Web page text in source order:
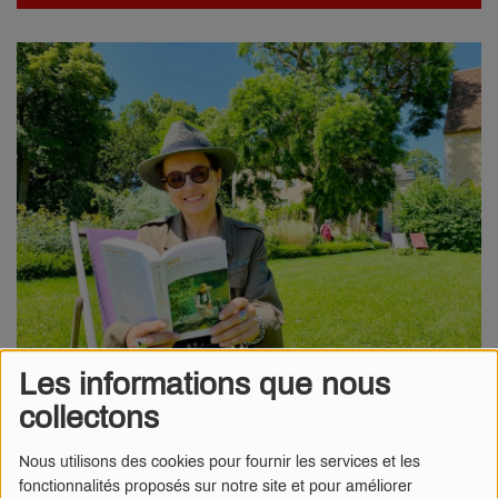
Les informations que nous
collectons
Nous utilisons des cookies pour fournir les services et les
fonctionnalités proposés sur notre site et pour améliorer
Radio Numéro 1 -L’émission phare «Échappées Belles »